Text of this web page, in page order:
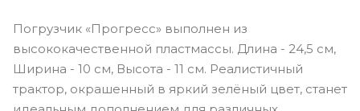
Погрузчик «Прогресс» выполнен из
высококачественной пластмассы. Длина - 24,5 см,
Ширина - 10 см, Высота - 11 см. Реалистичный
трактор, окрашенный в яркий зелёный цвет, станет